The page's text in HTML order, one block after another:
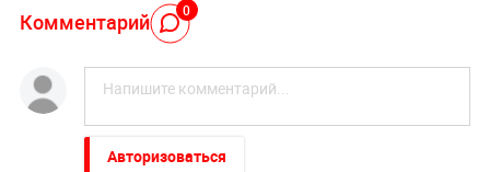
Комментарий 0
Авторизоваться